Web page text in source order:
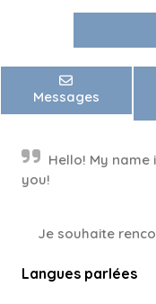
Messages
Hello! My name
you!
Je souhaite
Langues parlées